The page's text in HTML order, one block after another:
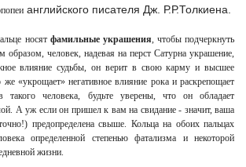
английского писателя Дж. Р.Р.Толкиена.
носят фамильные украшения, чтобы подчеркнуть
образом, человек, надевая на перст Сатурна украшение,
влияние судьбы, он верит в свою карму и высшее
же «укрощает» негативное влияние рока и раскрепощает
такого человека, будьте уверены, что он обладает
А уж если он пришел к вам на свидание - значит, ваша
предопределена свыше. Кольца на обоих пальцах
определенной степенью фатализма и некоторой
жизни.